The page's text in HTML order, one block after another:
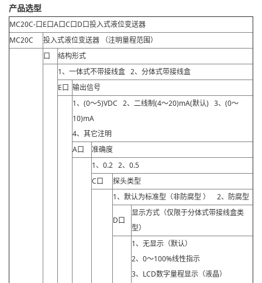
产品选型
MC20C-口E口A口C口D口投入式液位变送器
MC20C
投入式液位变送器 （注明量程范围）
口
结构形式
1、一体式不带接线盒 2、分体式带接线盒
E口 输出信号
1、(0～5)VDC 2、二线制(4～20)mA(默认) 3、(0～
10)mA
4、其它注明
A口
准确度
1、0.2 2、0.5
C口
探头类型
1、默认为标准型（非防腐型 ） 2、防腐型
D口
显示方式（仅限于分体式带接线盒类
型）
1、无显示（默认）
2、0～100%线性指示
3、LCD数字量程显示（液晶）